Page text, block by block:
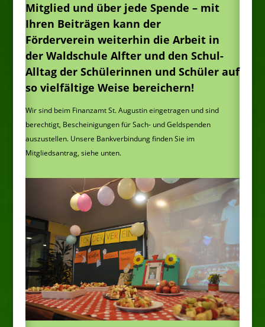
Mitglied und über jede Spende – mit
Ihren Beiträgen kann der
Förderverein weiterhin die Arbeit in
der Waldschule Alfter und den Schul-
Alltag der Schülerinnen und Schüler auf
so vielfältige Weise bereichern!
Wir sind beim Finanzamt St. Augustin eingetragen und sind
berechtigt, Bescheinigungen für Sach- und Geldspenden
auszustellen. Unsere Bankverbindung finden Sie im
Mitgliedsantrag, siehe unten.